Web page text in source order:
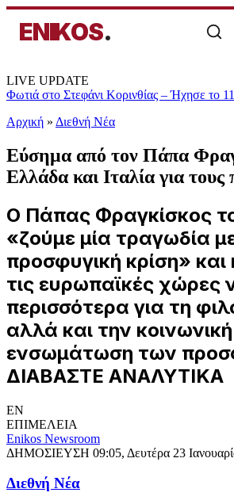
ENIKOS.
LIVE UPDATE
Φωτιά στο Στεφάνι Κορινθίας – Ήχησε το
Αρχική » Διεθνή Νέα
Εύσημα από τον Πάπα
Ελλάδα και Ιταλία για τους
Ο Πάπας Φραγκίσκος
«ζούμε μία τραγωδία
προσφυγική κρίση» και
τις ευρωπαϊκές χώρες
περισσότερα για τη
αλλά και την κοινωνική
ενσωμάτωση των
ΔΙΑΒΑΣΤΕ ΑΝΑΛΥΤΙΚΑ
EN
ΕΠΙΜΕΛΕΙΑ
Enikos Newsroom
ΔΗΜΟΣΙΕΥΣΗ 09:05, Δευτέρα 23
Διεθνή Νέα